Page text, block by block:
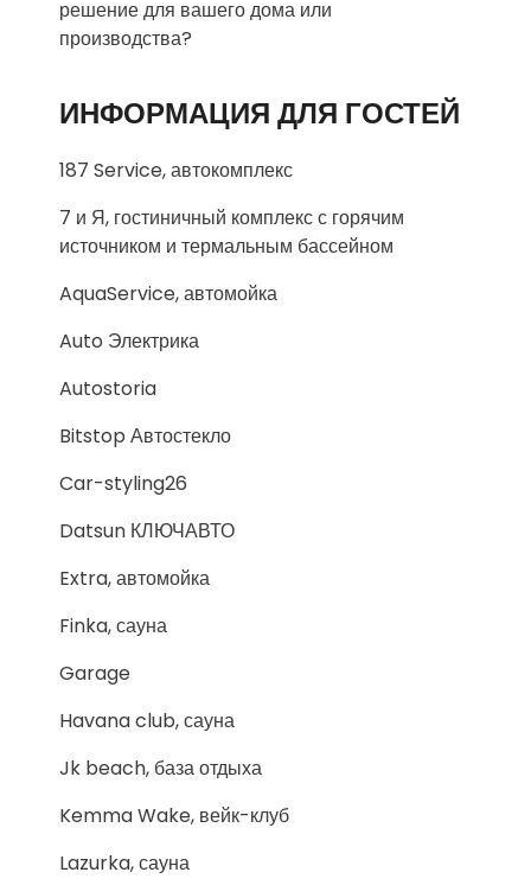
решение для вашего дома или
производства?
ИНФОРМАЦИЯ ДЛЯ ГОСТЕЙ
187 Service, автокомплекс
7 и Я, гостиничный комплекс с горячим
источником и термальным бассейном
AquaService, автомойка
Auto Электрика
Autostoria
Bitstop Автостекло
Car-styling26
Datsun КЛЮЧАВТО
Extra, автомойка
Finka, сауна
Garage
Havana club, сауна
Jk beach, база отдыха
Kemma Wake, вейк-клуб
Lazurka, сауна